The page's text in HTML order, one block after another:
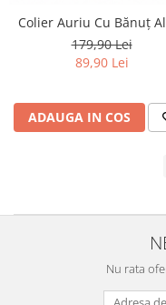
Colier Auriu Cu Bănuț
179,90 Lei
89,90 Lei
ADAUGA IN COS
Nu rata